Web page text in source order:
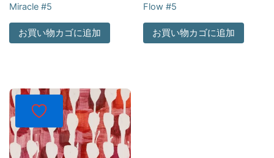
Miracle #5
お買い物カゴに追加
Flow #5
お買い物カゴに追加